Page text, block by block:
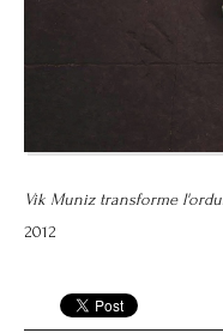
Vik Muniz transforme
2012